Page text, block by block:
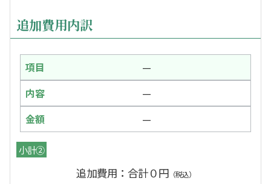
追加費用内訳
—
—
—
小計②
追加費用：合計０円 （税込）